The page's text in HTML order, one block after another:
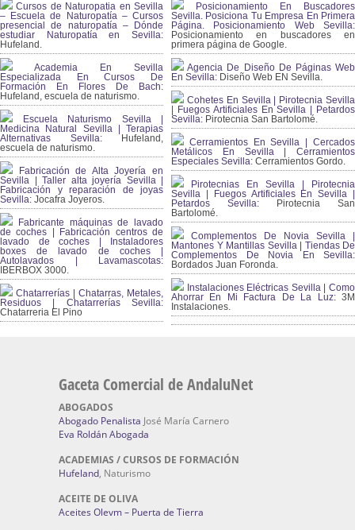
Cursos de Naturopatia en Sevilla
– Escuela de Naturopatía – Cursos
presencial de naturopatía – Dónde
estudiar Naturopatía en Sevilla:
Hufeland.
Academia En Sevilla
Especializada En Cursos De
Formación En Flores De Bach:
Hufeland, escuela de naturismo.
Escuela Naturismo Sevilla |
Medicina Natural Sevilla | Terapias
Alternativas Sevilla: Hufeland,
escuela de naturismo.
Fabricación de Alta Joyería en
Sevilla | Taller alta joyería Sevilla |
Fabricación y reparación de joyas
Sevilla: Jocafra Joyeros.
Fabricante máquinas de lavado
de coches | Fabricación centros de
lavado de coches | Instaladores
boxes de lavado de coches |
Autolavados | Lavamascotas:
IBERBOX 3000.
Chatarrerías | Chatarras, Metales,
Residuos | Chatarrerías Sevilla:
Chatarreria El Pino
Posicionamiento En Buscadores
Sevilla. Posiciona Tu Empresa En Primera
Página. Posicionamiento Web Sevilla:
Posicionamiento en buscadores en
primera página de Google.
Agencia De Diseño De Páginas Web
En Sevilla: Diseño Web EN Sevilla.
Cohetes En Sevilla | Pirotecnia Sevilla
| Fuegos Artificiales En Sevilla | Petardos
Sevilla: Pirotecnia San Bartolomé.
Cerramientos En Sevilla | Cercados
Metálicos En Sevilla | Cerramientos
Especiales Sevilla: Cerramientos Gordo.
Pirotecnias En Sevilla | Pirotecnia
Sevilla | Fuegos Artificiales En Sevilla |
Petardos Sevilla: Pirotecnia San
Bartolomé.
Complementos De Novia Sevilla |
Mantones Y Mantillas Sevilla | Tiendas De
Complementos De Novia En Sevilla:
Bordados Juan Foronda.
Instalaciones Eléctricas Sevilla | Como
Ahorrar En Mi Factura De La Luz:3M
Instalaciones.
Gaceta Comercial de AndaluNet
ABOGADOS
Abogado Penalista José María Carnero
Eva Roldán Abogada
ACADEMIAS / CURSOS DE FORMACIÓN
Hufeland, Naturismo
ACEITE DE OLIVA
Aceites Olevm – Puerta de Tierra